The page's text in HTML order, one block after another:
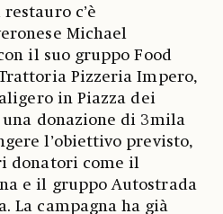
c’è
Michael
il suo gruppo Food
Pizzeria Impero,
in Piazza dei
donazione di 3mila
l’obiettivo previsto,
donatori come il
e il gruppo Autostrada
La campagna ha già